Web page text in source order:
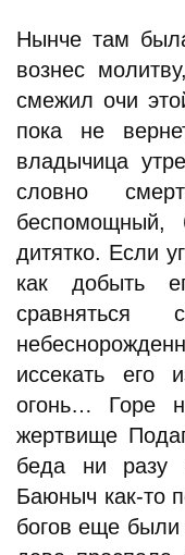
Нынче там
вознес
смежил очи
пока не
владычица
словно
беспомощный,
дитятко. Если
как добыть
иссекать его
огонь… Горе
жертвище
беда ни разу
Баюныч как-то
богов еще были